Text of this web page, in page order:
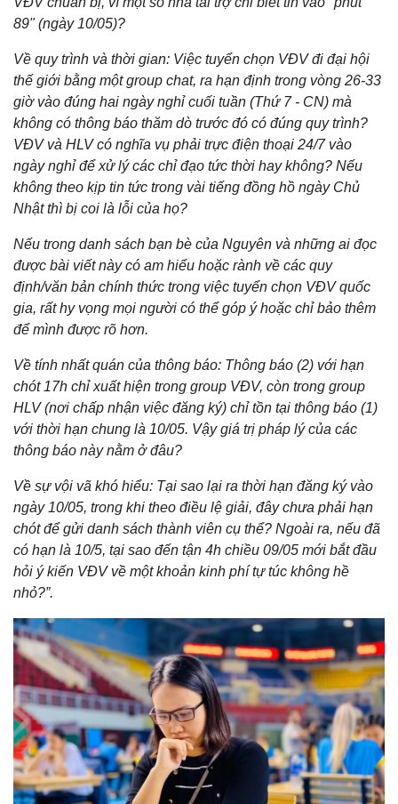
89" (ngày 10/05)?
Về quy trình và thời gian: Việc tuyển chọn VĐV đi đại hội
thế giới bằng một group chat, ra hạn định trong vòng 26-33
giờ vào đúng hai ngày nghỉ cuối tuần (Thứ 7 - CN) mà
không có thông báo thăm dò trước đó có đúng quy trình?
VĐV và HLV có nghĩa vụ phải trực điện thoại 24/7 vào
ngày nghỉ để xử lý các chỉ đạo tức thời hay không? Nếu
không theo kịp tin tức trong vài tiếng đồng hồ ngày Chủ
Nhật thì bị coi là lỗi của họ?
Nếu trong danh sách bạn bè của Nguyên và những ai đọc
được bài viết này có am hiểu hoặc rành về các quy
định/văn bản chính thức trong việc tuyển chọn VĐV quốc
gia, rất hy vọng mọi người có thể góp ý hoặc chỉ bảo thêm
để mình được rõ hơn.
Về tính nhất quán của thông báo: Thông báo (2) với hạn
chót 17h chỉ xuất hiện trong group VĐV, còn trong group
HLV (nơi chấp nhận việc đăng ký) chỉ tồn tại thông báo (1)
với thời hạn chung là 10/05. Vậy giá trị pháp lý của các
thông báo này nằm ở đâu?
Về sự vội vã khó hiểu: Tại sao lại ra thời hạn đăng ký vào
ngày 10/05, trong khi theo điều lệ giải, đây chưa phải hạn
chót để gửi danh sách thành viên cụ thể? Ngoài ra, nếu đã
có hạn là 10/5, tại sao đến tận 4h chiều 09/05 mới bắt đầu
hỏi ý kiến VĐV về một khoản kinh phí tự túc không hề
nhỏ?”.